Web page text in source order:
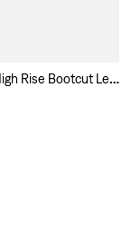
Jeans 725 High Rise Bootcut Levi’s® Para Mujer